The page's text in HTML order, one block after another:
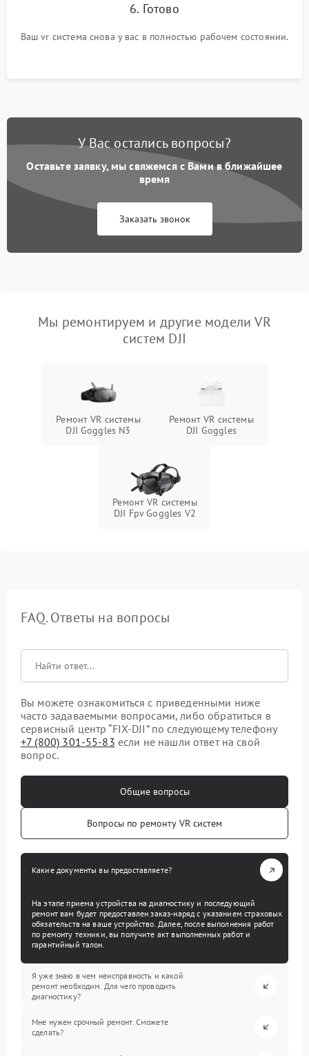
6. Готово
Ваш vr система снова у вас в полностью рабочем состоянии.
У Вас остались вопросы?
Оставьте заявку, мы свяжемся с Вами в ближайшее
время
Заказать звонок
Мы ремонтируем и другие модели VR
систем DJI
Ремонт VR системы
DJI Goggles N3
Ремонт VR системы
DJI Goggles
Ремонт VR системы
DJI Fpv Goggles V2
FAQ. Ответы на вопросы
Вы можете ознакомиться с приведенными ниже
часто задаваемыми вопросами, либо обратиться в
сервисный центр “FIX-DJI” по следующему телефону
+7 (800) 301-55-83 если не нашли ответ на свой
вопрос.
Общие вопросы
Вопросы по ремонту VR систем
Какие документы вы предоставляете?
На этапе приема устройства на диагностику и последующий
ремонт вам будет предоставлен заказ-наряд с указанием страховых
обязательств на ваше устройство. Далее, после выполнения работ
по ремонту техники, вы получите акт выполненных работ и
гарантийный талон.
Я уже знаю в чем неисправность и какой
ремонт необходим. Для чего проводить
диагностику?
Мне нужен срочный ремонт. Сможете
сделать?